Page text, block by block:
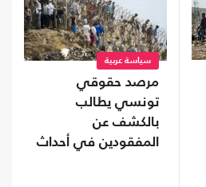
سياسة عربية
مرصد حقوقي
تونسي يطالب
بالكشف عن
المفقودين في أحداث